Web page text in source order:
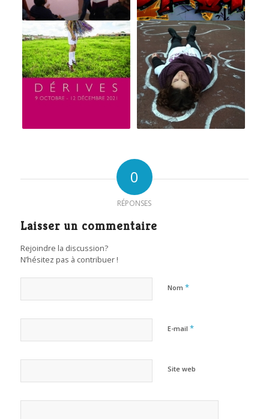
0
RÉPONSES
Laisser un commentaire
Rejoindre la discussion?
N’hésitez pas à contribuer !
Nom *
E-mail *
Site web